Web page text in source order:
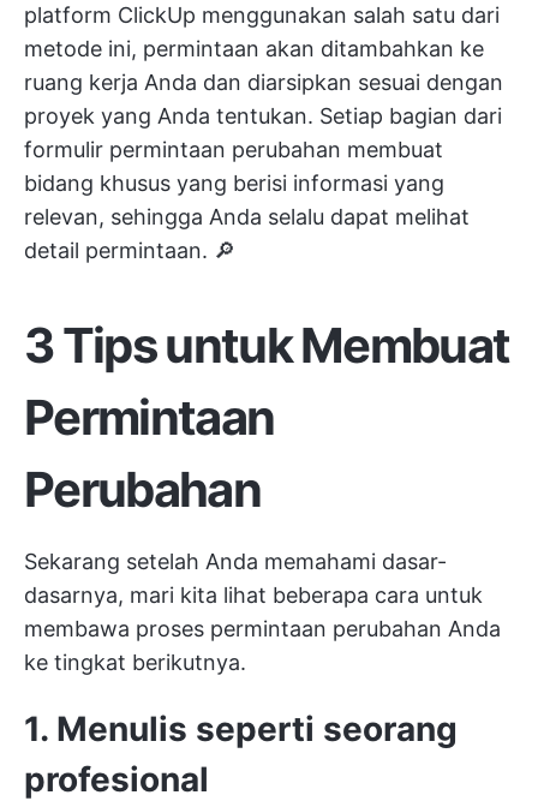
platform ClickUp menggunakan salah satu dari
metode ini, permintaan akan ditambahkan ke
ruang kerja Anda dan diarsipkan sesuai dengan
proyek yang Anda tentukan. Setiap bagian dari
formulir permintaan perubahan membuat
bidang khusus yang berisi informasi yang
relevan, sehingga Anda selalu dapat melihat
detail permintaan. 🔎
3 Tips untuk Membuat
Permintaan
Perubahan
Sekarang setelah Anda memahami dasar-
dasarnya, mari kita lihat beberapa cara untuk
membawa proses permintaan perubahan Anda
ke tingkat berikutnya.
1. Menulis seperti seorang
profesional